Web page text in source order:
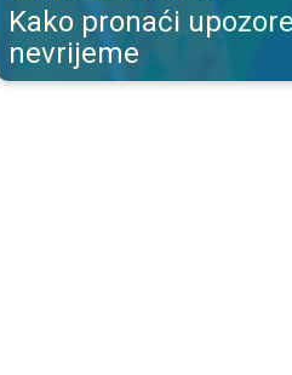
Kako pronaći
nevrijeme